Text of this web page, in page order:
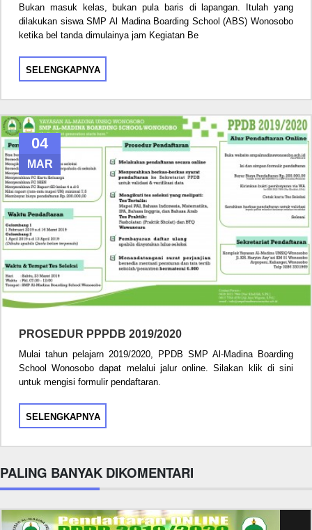
Bukan masuk kelas, bukan pula baris di lapangan. Itulah yang
dilakukan siswa SMP Al Madina Boarding School (ABS) Wonosobo
ketika bel tanda dimulainya jam Kegiatan Be
SELENGKAPNYA
04
MAR
PROSEDUR PPPDB 2019/2020
Mulai tahun pelajarn 2019/2020, PPDB SMP Al-Madina Boarding
School Wonosobo dapat melalui jalur online. Silakan klik di sini
untuk mengisi formulir pendaftaran.
SELENGKAPNYA
PALING BANYAK DIKOMENTARI